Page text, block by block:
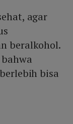
agar
beralkohol.
bisa